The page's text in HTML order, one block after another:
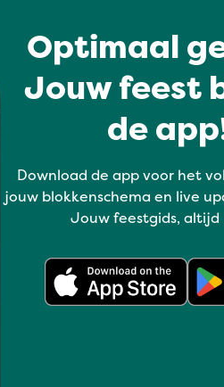
Optimaal
Jouw feest
de
Download de app voor het
jouw blokkenschema en live
Jouw feestgids, altijd